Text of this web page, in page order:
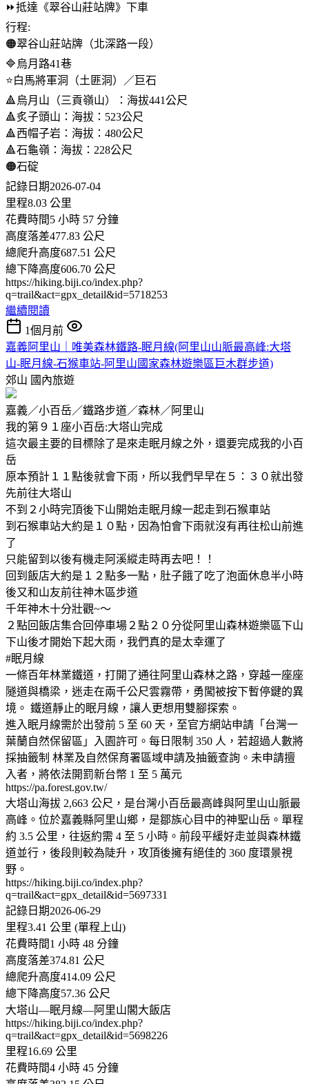
⏩️抵達《翠谷山莊站牌》下車
行程:
🟠翠谷山莊站牌（北深路一段）
🔷️烏月路41巷
⭐️白馬將軍洞（土匪洞）／巨石
🔺️烏月山（三貢嶺山）：海拔441公尺
🔺️炙子頭山：海拔：523公尺
🔺️西帽子岩：海拔：480公尺
🔺️石龜嶺：海拔：228公尺
🟠石碇
記錄日期2026-07-04
里程8.03 公里
花費時間5 小時 57 分鐘
高度落差477.83 公尺
總爬升高度687.51 公尺
總下降高度606.70 公尺
https://hiking.biji.co/index.php?
q=trail&act=gpx_detail&id=5718253
繼續閱讀
1個月前
嘉義阿里山｜唯美森林鐵路-眠月線(阿里山山脈最高峰:大塔
山-眠月線-石猴車站-阿里山國家森林遊樂區巨木群步道)
郊山 國內旅遊
嘉義／小百岳／鐵路步道／森林／阿里山
我的第９１座小百岳:大塔山完成
這次最主要的目標除了是來走眠月線之外，還要完成我的小百
岳
原本預計１１點後就會下雨，所以我們早早在５：３０就出發
先前往大塔山
不到２小時完頂後下山開始走眠月線一起走到石猴車站
到石猴車站大約是１０點，因為怕會下雨就沒有再往松山前進
了
只能留到以後有機走阿溪縱走時再去吧！！
回到飯店大約是１２點多一點，肚子餓了吃了泡面休息半小時
後又和山友前往神木區步道
千年神木十分壯觀~～
２點回飯店集合回停車場２點２０分從阿里山森林遊樂區下山
下山後才開始下起大雨，我們真的是太幸運了
#眠月線
一條百年林業鐵道，打開了通往阿里山森林之路，穿越一座座
隧道與橋梁，迷走在兩千公尺雲霧帶，勇闖被按下暫停鍵的異
境。 鐵道靜止的眠月線，讓人更想用雙腳探索。
進入眠月線需於出發前 5 至 60 天，至官方網站申請「台灣一
葉蘭自然保留區」入園許可。每日限制 350 人，若超過人數將
採抽籤制 林業及自然保育署區域申請及抽籤查詢。未申請擅
入者，將依法開罰新台幣 1 至 5 萬元
https://pa.forest.gov.tw/
大塔山海拔 2,663 公尺，是台灣小百岳最高峰與阿里山山脈最
高峰。位於嘉義縣阿里山鄉，是鄒族心目中的神聖山岳。單程
約 3.5 公里，往返約需 4 至 5 小時。前段平緩好走並與森林鐵
道並行，後段則較為陡升，攻頂後擁有絕佳的 360 度環景視
野。
https://hiking.biji.co/index.php?
q=trail&act=gpx_detail&id=5697331
記錄日期2026-06-29
里程3.41 公里 (單程上山)
花費時間1 小時 48 分鐘
高度落差374.81 公尺
總爬升高度414.09 公尺
總下降高度57.36 公尺
大塔山—眠月線—阿里山閣大飯店
https://hiking.biji.co/index.php?
q=trail&act=gpx_detail&id=5698226
里程16.69 公里
花費時間4 小時 45 分鐘